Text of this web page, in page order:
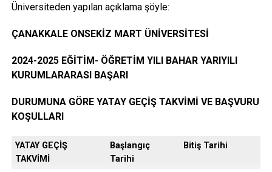
Öğrencinin yerleştiği yıldaki LYS ve ÖSYS Sonuç
ÖSYM Yerleştirme Belgesi. (İnternet çıktısı)
DGS ile yerleşen öğrencilerin DGS Sonuç belgesi
Üniversiteden yapılan açıklama şöyle:
ÇANAKKALE ONSEKİZ MART ÜNİVERSİTESİ
2024-2025 EĞİTİM- ÖĞRETİM YILI BAHAR YARIYILI
KURUMLARARASI BAŞARI
DURUMUNA GÖRE YATAY GEÇİŞ TAKVİMİ VE BAŞVURU
KOŞULLARI
YATAY GEÇİŞ
TAKVİMİ
Başlangıç
Tarihi
Bitiş Tarihi